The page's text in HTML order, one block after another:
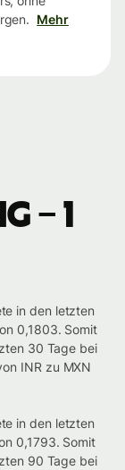
Mehr
– 1
in den letzten
0,1803. Somit
30 Tage bei
INR zu MXN
in den letzten
0,1793. Somit
90 Tage bei